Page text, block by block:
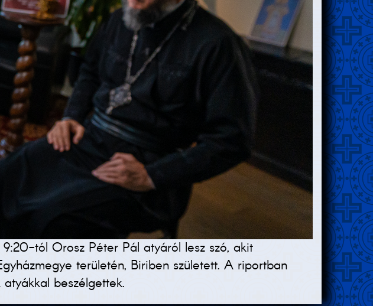
tól Orosz Péter Pál atyáról lesz szó, akit
területén, Biriben született. A riportban
beszélgettek.